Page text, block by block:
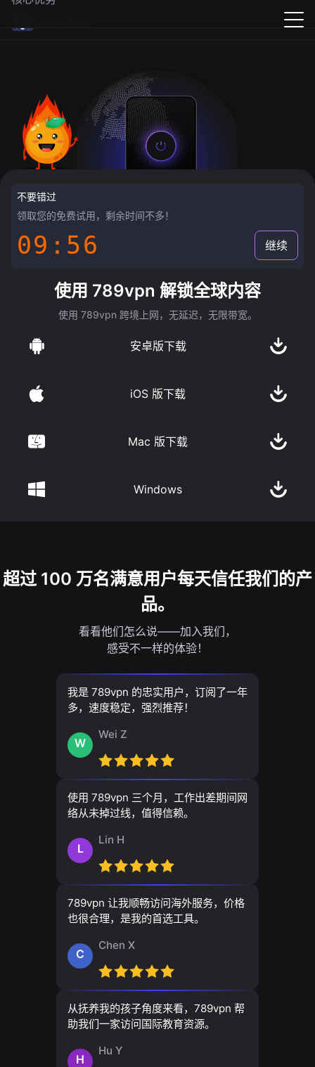
不要错过
领取您的免费试用，剩余时间不多！
09:55 继续
使用 789vpn 解锁全球内容
使用 789vpn 跨境上网，无延迟，无限带宽。
安卓版下载
iOS 版下载
Mac 版下载
Windows
超过 100 万名满意用户每天信任我们的产
品。
看看他们怎么说——加入我们，
感受不一样的体验！
我是 789vpn 的忠实用户，订阅了一年
多，速度稳定，强烈推荐！
W
Wei Z
使用 789vpn 三个月，工作出差期间网
络从未掉过线，值得信赖。
L
Lin H
789vpn 让我顺畅访问海外服务，价格
也很合理，是我的首选工具。
C
Chen X
从抚养我的孩子角度来看，789vpn 帮
助我们一家访问国际教育资源。
H
Hu Y